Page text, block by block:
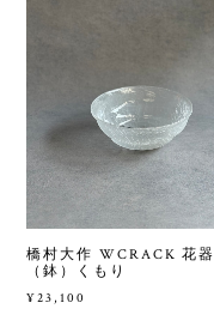
橋村大作 WCRACK 花器
（鉢）くもり
¥23,100